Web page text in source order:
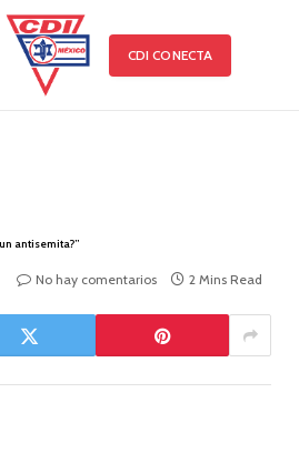
CDI CONECTA
antisemita?”
No hay comentarios 2 Mins Read